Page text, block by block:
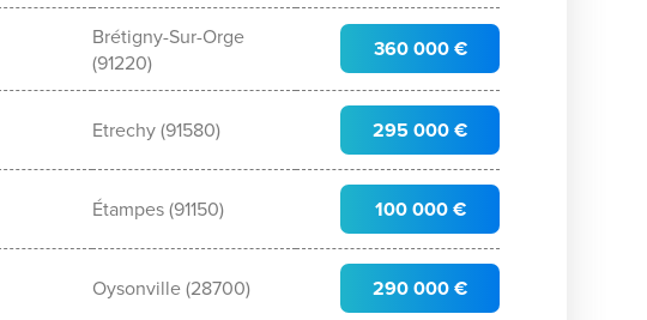
Brétigny-Sur-Orge
(91220)
360 000 €
Etrechy (91580) 295 000 €
Étampes (91150) 100 000 €
Oysonville (28700) 290 000 €